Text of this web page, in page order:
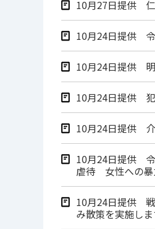
10月27日提供 仁
10月24日提供 令
10月24日提供 明
10月24日提供 犯
10月24日提供 介
10月24日提供
虐待 女性への
10月24日提供
み散策を実施し